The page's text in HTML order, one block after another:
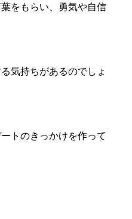
をもらい、勇気や自信
気持ちがあるのでしょ
トのきっかけを作って